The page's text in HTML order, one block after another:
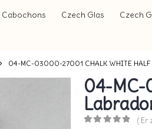
Cabochons Czech Glas Czech
04-MC-03000-27001 CHALK WHITE HALF
04-MC-
( Er